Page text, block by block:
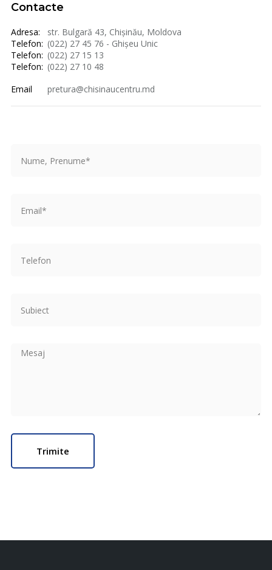
Contacte
Adresa:
str. Bulgară 43, Chișinău, Moldova
Telefon: (022) 27 45 76 - Ghișeu Unic
Telefon: (022) 27 15 13
Telefon: (022) 27 10 48
Email
pretura@chisinaucentru.md